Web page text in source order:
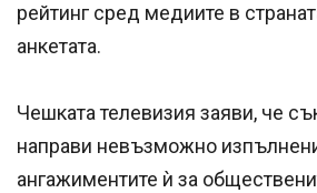
рейтинг сред медиите в
анкетата.
Чешката телевизия заяви, че
направи невъзможно
ангажиментите ѝ за